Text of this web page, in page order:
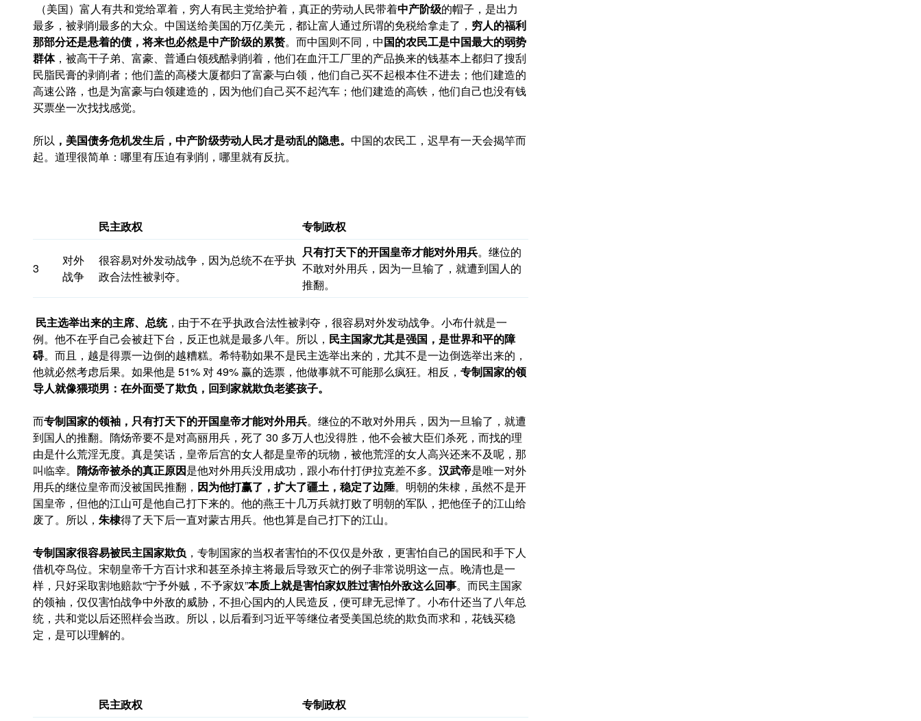
（美国）富人有共和党给罩着，穷人有民主党给护着，真正的劳动人民带着中产阶级的帽子，是出力
最多，被剥削最多的大众。中国送给美国的万亿美元，都让富人通过所谓的免税给拿走了， 穷人的福利
那部分还是悬着的债，将来也必然是中产阶级的累赘。而中国则不同，中国的农民工是中国最大的弱势
群体，被高干子弟、富豪、普通白领残酷剥削着，他们在血汗工厂里的产品换来的钱基本上都归了搜刮
民脂民膏的剥削者；他们盖的高楼大厦都归了富豪与白领，他们自己买不起根本住不进去；他们建造的
高速公路，也是为富豪与白领建造的，因为他们自己买不起汽车；他们建造的高铁，他们自己也没有钱
买票坐一次找找感觉。
所以 ，美国债务危机发生后，中产阶级劳动人民才是动乱的隐患。 中国的农民工，迟早有一天会揭竿而
起。道理很简单：哪里有压迫有剥削，哪里就有反抗。
民主政权 专制政权
3
对外
战争
很容易对外发动战争，因为总统不在乎执
政合法性被剥夺。
只有打天下的开国皇帝才能对外用兵。继位的
不敢对外用兵，因为一旦输了，就遭到国人的
推翻。
民主选举出来的主席、总统，由于不在乎执政合法性被剥夺，很容易对外发动战争。小布什就是一
例。他不在乎自己会被赶下台，反正也就是最多八年。所以， 民主国家尤其是强国，是世界和平的障
碍。而且，越是得票一边倒的越糟糕。希特勒如果不是民主选举出来的，尤其不是一边倒选举出来的，
他就必然考虑后果。如果他是 51% 对 49% 赢的选票，他做事就不可能那么疯狂。相反， 专制国家的领
导人就像猥琐男：在外面受了欺负，回到家就欺负老婆孩子。
而专制国家的领袖，只有打天下的开国皇帝才能对外用兵。继位的不敢对外用兵，因为一旦输了，就遭
到国人的推翻。隋炀帝要不是对高丽用兵，死了 30 多万人也没得胜，他不会被大臣们杀死，而找的理
由是什么荒淫无度。真是笑话，皇帝后宫的女人都是皇帝的玩物，被他荒淫的女人高兴还来不及呢，那
叫临幸。 隋炀帝被杀的真正原因是他对外用兵没用成功，跟小布什打伊拉克差不多。 汉武帝是唯一对外
用兵的继位皇帝而没被国民推翻， 因为他打赢了，扩大了疆土，稳定了边陲。明朝的朱棣，虽然不是开
国皇帝，但他的江山可是他自己打下来的。他的燕王十几万兵就打败了明朝的军队，把他侄子的江山给
废了。所以， 朱棣得了天下后一直对蒙古用兵。他也算是自己打下的江山。
专制国家很容易被民主国家欺负 ，专制国家的当权者害怕的不仅仅是外敌，更害怕自己的国民和手下人
借机夺鸟位。宋朝皇帝千方百计求和甚至杀掉主将最后导致灭亡的例子非常说明这一点。晚清也是一
样，只好采取割地赔款“宁予外贼，不予家奴”本质上就是害怕家奴胜过害怕外敌这么回事。而民主国家
的领袖，仅仅害怕战争中外敌的威胁，不担心国内的人民造反，便可肆无忌惮了。小布什还当了八年总
统，共和党以后还照样会当政。所以，以后看到习近平等继位者受美国总统的欺负而求和，花钱买稳
定，是可以理解的。
民主政权 专制政权